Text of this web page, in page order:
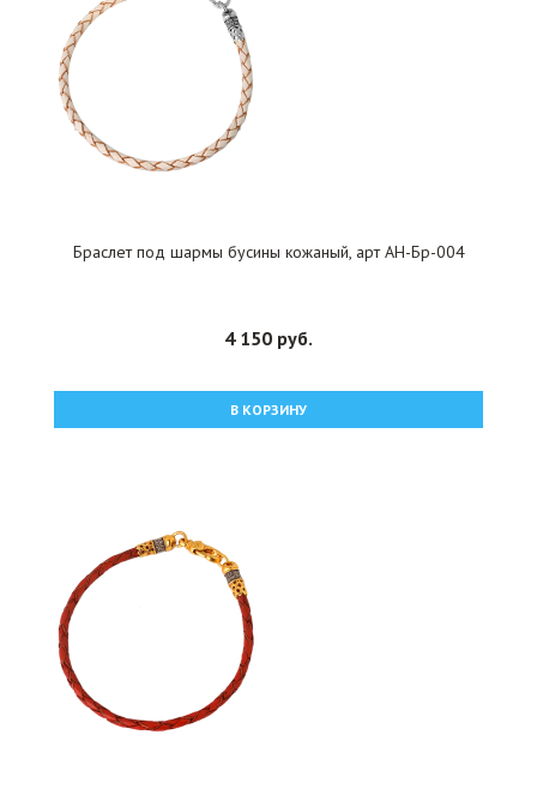
Браслет под шармы бусины кожаный, арт АН-Бр-004
4 150 руб.
В КОРЗИНУ